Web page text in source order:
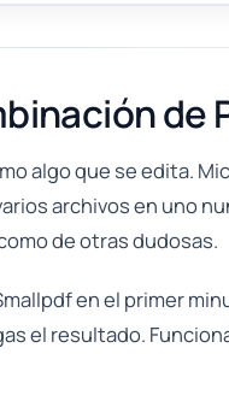
de
algo que se edita.
archivos en uno
de otras dudosas.
en el primer
el resultado.